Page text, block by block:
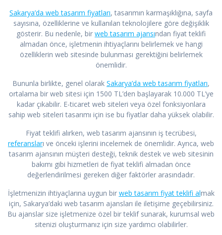
Sakarya’da web tasarım fiyatları, tasarımın karmaşıklığına, sayfa
sayısına, özelliklerine ve kullanılan teknolojilere göre değişiklik
gösterir. Bu nedenle, bir web tasarım ajansından fiyat teklifi
almadan önce, işletmenin ihtiyaçlarını belirlemek ve hangi
özelliklerin web sitesinde bulunması gerektiğini belirlemek
önemlidir.
Bununla birlikte, genel olarak Sakarya’da web tasarım fiyatları,
ortalama bir web sitesi için 1500 TL’den başlayarak 10.000 TL’ye
kadar çıkabilir. E-ticaret web siteleri veya özel fonksiyonlara
sahip web siteleri tasarımı için ise bu fiyatlar daha yüksek olabilir.
Fiyat teklifi alırken, web tasarım ajansının iş tecrübesi,
referansları ve önceki işlerini incelemek de önemlidir. Ayrıca, web
tasarım ajansının müşteri desteği, teknik destek ve web sitesinin
bakımı gibi hizmetleri de fiyat teklifi almadan önce
değerlendirilmesi gereken diğer faktörler arasındadır.
İşletmenizin ihtiyaçlarına uygun bir web tasarım fiyat teklifi almak
için, Sakarya’daki web tasarım ajansları ile iletişime geçebilirsiniz.
Bu ajanslar size işletmenize özel bir teklif sunarak, kurumsal web
sitenizi oluşturmanız için size yardımcı olabilirler.